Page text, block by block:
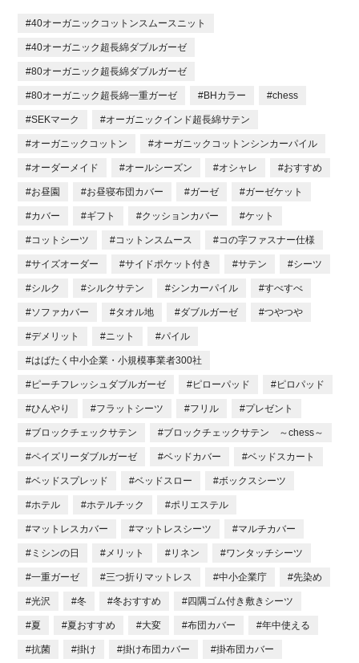
#40オーガニックコットンスムースニット
#40オーガニック超長綿ダブルガーゼ
#80オーガニック超長綿ダブルガーゼ
#80オーガニック超長綿一重ガーゼ #BHカラー #chess
#SEKマーク #オーガニックインド超長綿サテン
#オーガニックコットン #オーガニックコットンシンカーパイル
#オーダーメイド #オールシーズン #オシャレ #おすすめ
#お昼園 #お昼寝布団カバー #ガーゼ #ガーゼケット
#カバー #ギフト #クッションカバー #ケット
#コットシーツ #コットンスムース #コの字ファスナー仕様
#サイズオーダー #サイドポケット付き #サテン #シーツ
#シルク #シルクサテン #シンカーパイル #すべすべ
#ソファカバー #タオル地 #ダブルガーゼ #つやつや
#デメリット #ニット #パイル
#はばたく中小企業・小規模事業者300社
#ピーチフレッシュダブルガーゼ #ピローパッド #ピロパッド
#ひんやり #フラットシーツ #フリル #プレゼント
#ブロックチェックサテン #ブロックチェックサテン ～chess～
#ペイズリーダブルガーゼ #ベッドカバー #ベッドスカート
#ベッドスプレッド #ベッドスロー #ボックスシーツ
#ホテル #ホテルチック #ポリエステル
#マットレスカバー #マットレスシーツ #マルチカバー
#ミシンの日 #メリット #リネン #ワンタッチシーツ
#一重ガーゼ #三つ折りマットレス #中小企業庁 #先染め
#光沢 #冬 #冬おすすめ #四隅ゴム付き敷きシーツ
#夏 #夏おすすめ #大変 #布団カバー #年中使える
#抗菌 #掛け #掛け布団カバー #掛布団カバー